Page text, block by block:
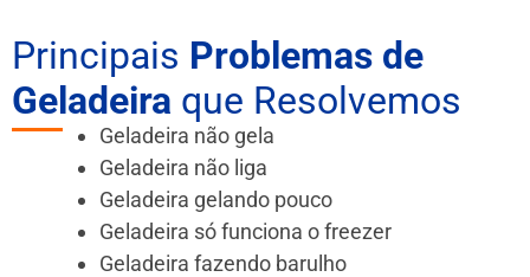
Principais Problemas de
Geladeira que Resolvemos
Geladeira não gela
Geladeira não liga
Geladeira gelando pouco
Geladeira só funciona o freezer
Geladeira fazendo barulho